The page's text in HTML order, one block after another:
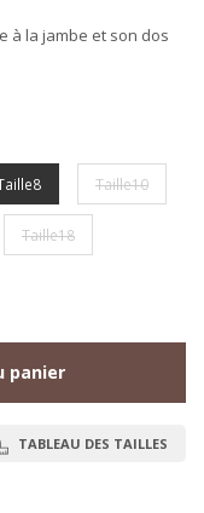
à la jambe et son dos
Taille10
Taille18
panier
TABLEAU DES TAILLES